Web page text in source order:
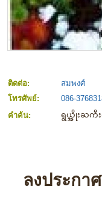
ติดต่อ: สมพงศ์
โทรศัพย์:
086-
คำค้น:
ရွယ္အိုးႀကီး
ลงประกาศ